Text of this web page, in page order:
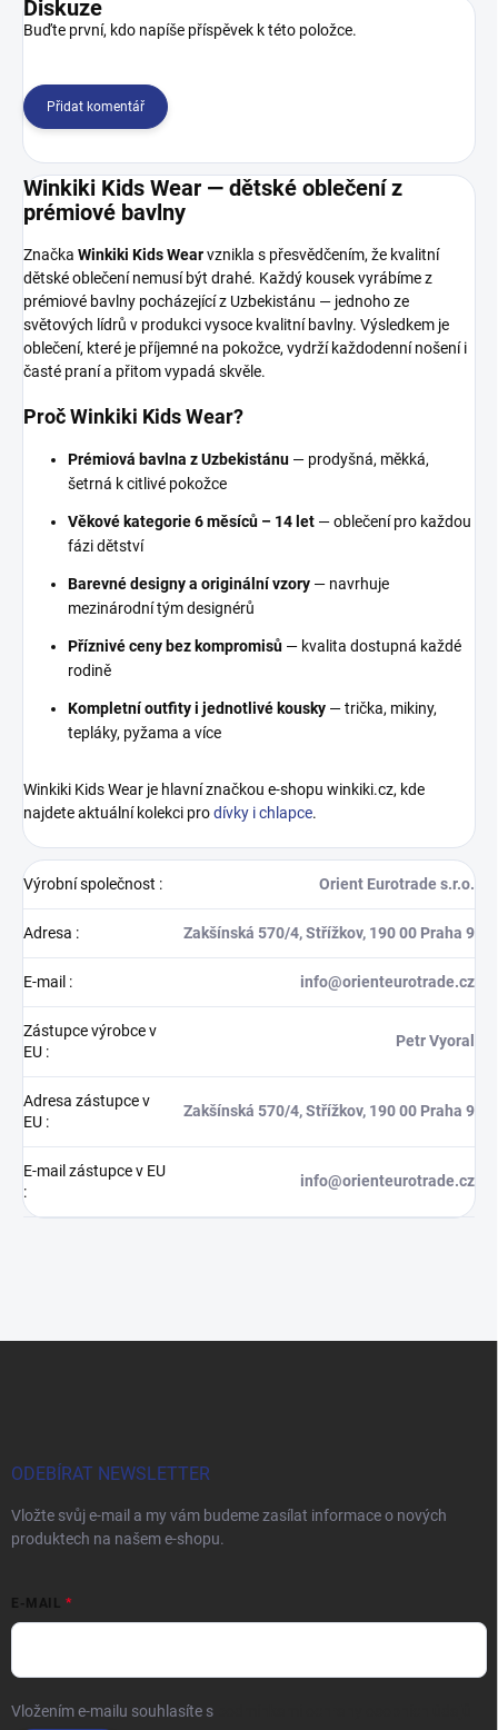
Diskuze
Buďte první, kdo napíše příspěvek k této položce.
Přidat komentář
Winkiki Kids Wear — dětské oblečení z
prémiové bavlny
Značka Winkiki Kids Wearvznikla s přesvědčením, že kvalitní
dětské oblečení nemusí být drahé. Každý kousek vyrábíme z
prémiové bavlny pocházející z Uzbekistánu — jednoho ze
světových lídrů v produkci vysoce kvalitní bavlny. Výsledkem je
oblečení, které je příjemné na pokožce, vydrží každodenní nošení i
časté praní a přitom vypadá skvěle.
Proč Winkiki Kids Wear?
Prémiová bavlna z Uzbekistánu — prodyšná, měkká,
šetrná k citlivé pokožce
Věkové kategorie 6 měsíců – 14 let — oblečení pro každou
fázi dětství
Barevné designy a originální vzory — navrhuje
mezinárodní tým designérů
Příznivé ceny bez kompromisů — kvalita dostupná každé
rodině
Kompletní outfity i jednotlivé kousky — trička, mikiny,
tepláky, pyžama a více
Winkiki Kids Wear je hlavní značkou e-shopu winkiki.cz, kde
najdete aktuální kolekci prodívky i chlapce.
Výrobní společnost : Orient Eurotrade s.r.o.
Adresa : Zakšínská 570/4, Střížkov, 190 00 Praha 9
E-mail : info@orienteurotrade.cz
Zástupce výrobce v
EU :
Petr Vyoral
Adresa zástupce v
EU :
Zakšínská 570/4, Střížkov, 190 00 Praha 9
E-mail zástupce v EU
:
info@orienteurotrade.cz
ODEBÍRAT NEWSLETTER
Vložte svůj e-mail a my vám budeme zasílat informace o nových
produktech na našem e-shopu.
E-MAIL
Vložením e-mailu souhlasíte s